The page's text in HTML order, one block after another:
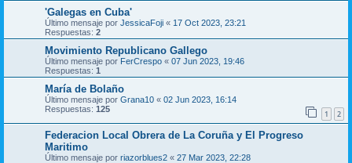
'Galegas en Cuba'
Último mensaje por JessicaFoji « 17 Oct 2023, 23:21
Respuestas: 2
Movimiento Republicano Gallego
Último mensaje por FerCrespo « 07 Jun 2023, 19:46
Respuestas: 1
María de Bolaño
Último mensaje por Grana10 « 02 Jun 2023, 16:14
Respuestas: 125 1 2
Federacion Local Obrera de La Coruña y El Progreso
Maritimo
Último mensaje por riazorblues2 « 27 Mar 2023, 22:28